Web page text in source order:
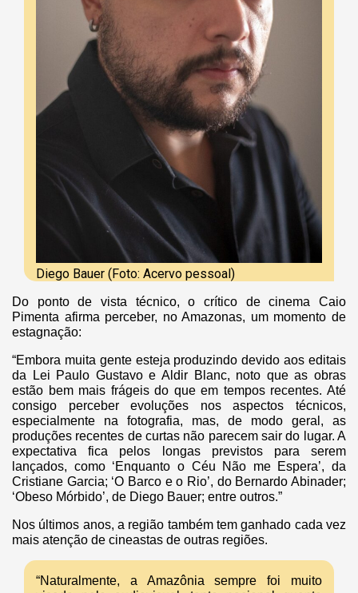
Diego Bauer (Foto: Acervo pessoal)
Do ponto de vista técnico, o crítico de cinema Caio
Pimenta afirma perceber, no Amazonas, um momento de
estagnação:
“Embora muita gente esteja produzindo devido aos editais
da Lei Paulo Gustavo e Aldir Blanc, noto que as obras
estão bem mais frágeis do que em tempos recentes. Até
consigo perceber evoluções nos aspectos técnicos,
especialmente na fotografia, mas, de modo geral, as
produções recentes de curtas não parecem sair do lugar. A
expectativa fica pelos longas previstos para serem
lançados, como ‘Enquanto o Céu Não me Espera’, da
Cristiane Garcia; ‘O Barco e o Rio’, do Bernardo Abinader;
‘Obeso Mórbido’, de Diego Bauer; entre outros.”
Nos últimos anos, a região também tem ganhado cada vez
mais atenção de cineastas de outras regiões.
“Naturalmente, a Amazônia sempre foi muito